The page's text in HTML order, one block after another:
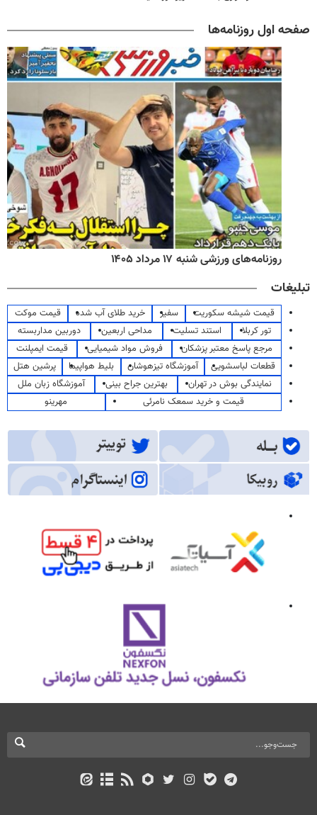
صفحه اول روزنامه‌ها
روزنامه‌های ورزشی شنبه ۱۷ مرداد ۱۴۰۵
تبلیغات
قیمت شیشه سکوریت سفیر خرید طلای آب شده
قیمت موکت
تور کربلا
استند تسلیت مداحی اربعین
دوربین مداربسته
مرجع پاسخ معتبر پزشکان
فروش مواد شیمیایی
قیمت ایمپلنت
قطعات لباسشویی
آموزشگاه تیزهوشان بلیط هواپیما
پرشین هتل
نمایندگی بوش در تهران
بهترین جراح بینی
آموزشگاه زبان ملل
قیمت و خرید سمعک نامرئی
مهرینو